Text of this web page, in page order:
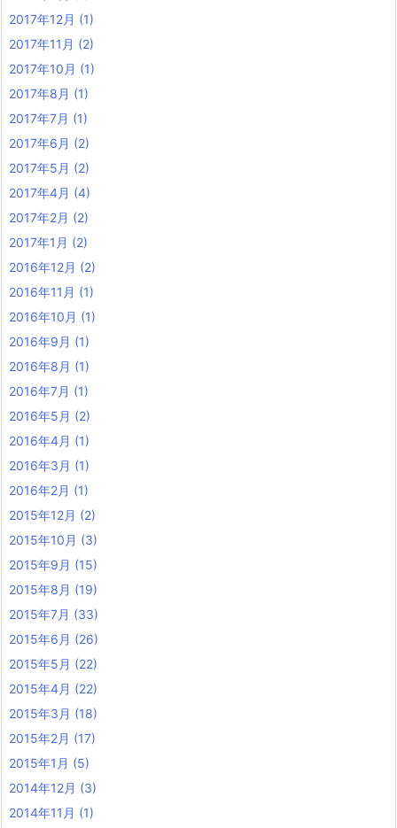
2017年12月 (1)
2017年11月 (2)
2017年10月 (1)
2017年8月 (1)
2017年7月 (1)
2017年6月 (2)
2017年5月 (2)
2017年4月 (4)
2017年2月 (2)
2017年1月 (2)
2016年12月 (2)
2016年11月 (1)
2016年10月 (1)
2016年9月 (1)
2016年8月 (1)
2016年7月 (1)
2016年5月 (2)
2016年4月 (1)
2016年3月 (1)
2016年2月 (1)
2015年12月 (2)
2015年10月 (3)
2015年9月 (15)
2015年8月 (19)
2015年7月 (33)
2015年6月 (26)
2015年5月 (22)
2015年4月 (22)
2015年3月 (18)
2015年2月 (17)
2015年1月 (5)
2014年12月 (3)
2014年11月 (1)